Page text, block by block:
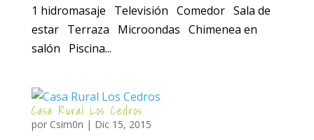
1 hidromasaje Televisión Comedor Sala de
estar Terraza Microondas Chimenea en
salón Piscina...
Casa Rural Los Cedros
por Csim0n | Dic 15, 2015